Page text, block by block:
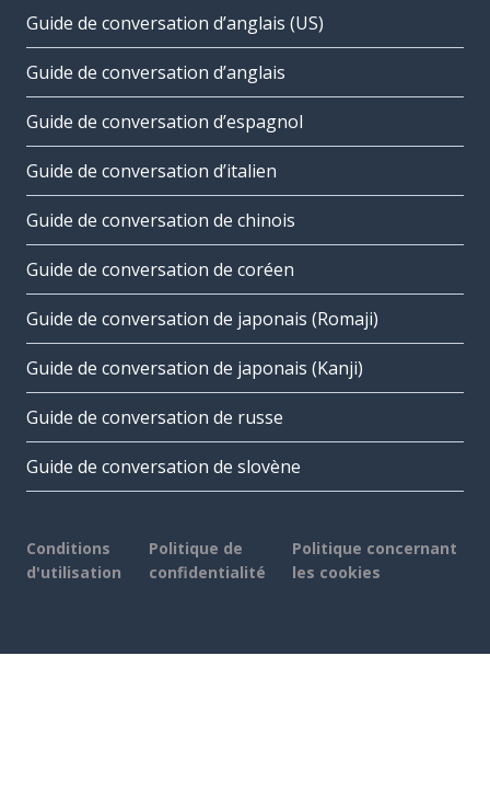
Guide de conversation d’anglais (US)
Guide de conversation d’anglais
Guide de conversation d’espagnol
Guide de conversation d’italien
Guide de conversation de chinois
Guide de conversation de coréen
Guide de conversation de japonais (Romaji)
Guide de conversation de japonais (Kanji)
Guide de conversation de russe
Guide de conversation de slovène
Conditions
d'utilisation
Politique de
confidentialité
Politique concernant
les cookies